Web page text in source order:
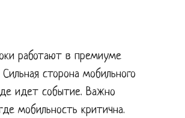
работают в премиуме
сторона мобильного
идет событие. Важно
мобильность критична.